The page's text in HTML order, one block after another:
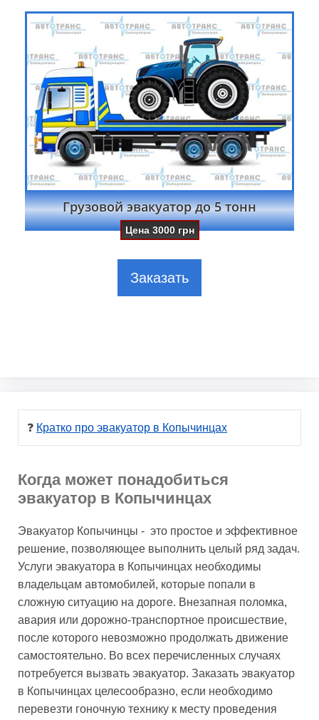
Грузовой эвакуатор до 5 тонн
Цена3000 грн
Заказать
❓ Кратко про эвакуатор в Копычинцах
Когда может понадобиться
эвакуатор в Копычинцах
Эвакуатор Копычинцы - это простое и эффективное
решение, позволяющее выполнить целый ряд задач.
Услуги эвакуатора в Копычинцах необходимы
владельцам автомобилей, которые попали в
сложную ситуацию на дороге. Внезапная поломка,
авария или дорожно-транспортное происшествие,
после которого невозможно продолжать движение
самостоятельно. Во всех перечисленных случаях
потребуется вызвать эвакуатор. Заказать эвакуатор
в Копычинцах целесообразно, если необходимо
перевезти гоночную технику к месту проведения